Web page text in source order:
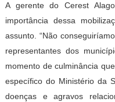
A gerente do Cerest
importância dessa
assunto. “Não
representantes dos
momento de culminância
específico do Ministério da
doenças e agravos